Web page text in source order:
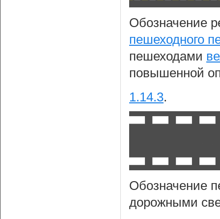
Обозначение
пешеходного
пешеходами
повышенной
1.14.3.
Обозначение
дорожными